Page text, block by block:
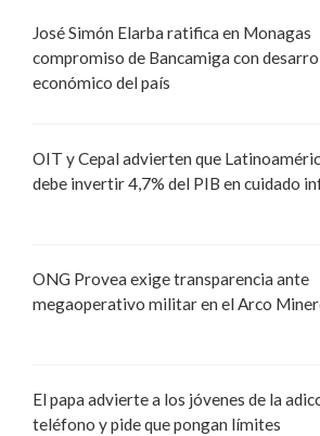
José Simón Elarba ratifica en Monagas
compromiso de Bancamiga con
económico del país
OIT y Cepal advierten que
debe invertir 4,7% del PIB en cuidado
ONG Provea exige transparencia ante
megaoperativo militar en el Arco
El papa advierte a los jóvenes de la
teléfono y pide que pongan límites